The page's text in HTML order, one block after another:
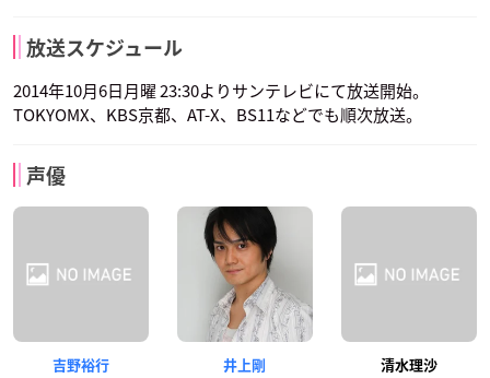
放送スケジュール
2014年10月6日月曜 23:30よりサンテレビにて放送開始。
TOKYOMX、KBS京都、AT-X、BS11などでも順次放送。
声優
吉野裕行 井上剛 清水理沙